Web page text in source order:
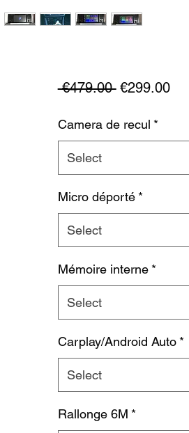
€479.00 Regular
€299.00Sale
Camera de recul *
Select
Micro déporté *
Select
Mémoire interne *
Select
Carplay/Android Auto *
Select
Rallonge 6M *